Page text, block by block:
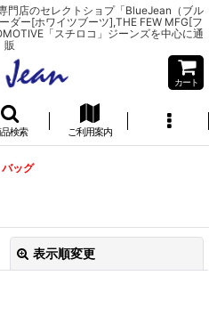
門店のセレクトショプ「BlueJean（ブル
ダー[ホワイツブーツ],THE FEW MFG[フ
「スチロコ」ジーンズを中心に通
販
カート
検索 ご利用案内
バッグ
表示順変更